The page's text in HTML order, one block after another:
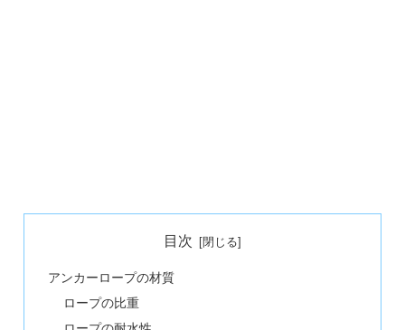
目次
アンカーロープの材質
ロープの比重